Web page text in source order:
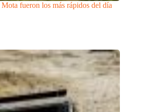
fueron los más rápidos del día